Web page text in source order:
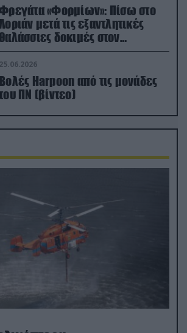
«Φορμίων»: Πίσω στο
μετά τις εξαντλητικές
θαλάσσιες δοκιμές στον
Βισκαϊκό
25.06.2026
Βολές Harpoon από τις μονάδες
ΠΝ (βίντεο)